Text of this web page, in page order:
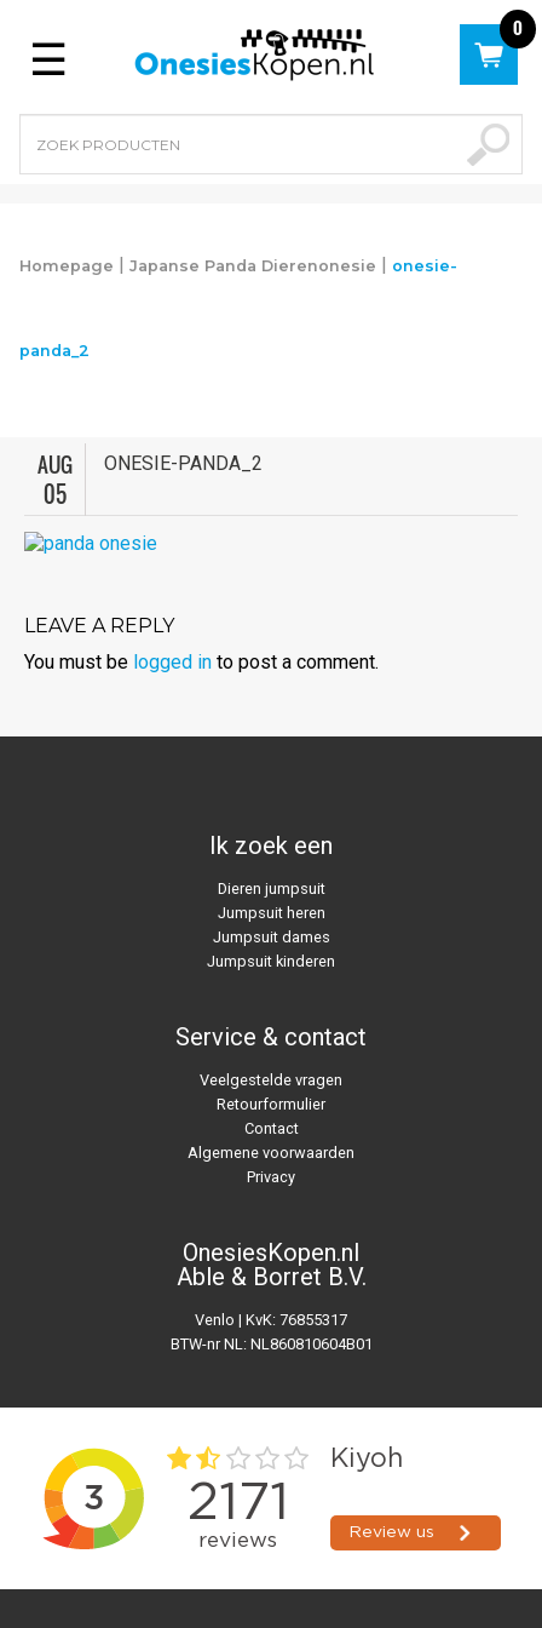
Menu
0
Homepage | Japanse Panda Dierenonesie | onesie-
panda_2
AUG
05
ONESIE-PANDA_2
LEAVE A REPLY
You must be logged in to post a comment.
Ik zoek een
Dieren jumpsuit
Jumpsuit heren
Jumpsuit dames
Jumpsuit kinderen
Service & contact
Veelgestelde vragen
Retourformulier
Contact
Algemene voorwaarden
Privacy
OnesiesKopen.nl
Able & Borret B.V.
Venlo | KvK: 76855317
BTW-nr NL: NL860810604B01